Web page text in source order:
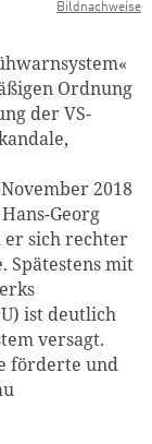
Bildnachweise
Ordnung
der VS-
2018
Georg
er sich rechter
Spätestens mit
ist deutlich
versagt.
förderte und